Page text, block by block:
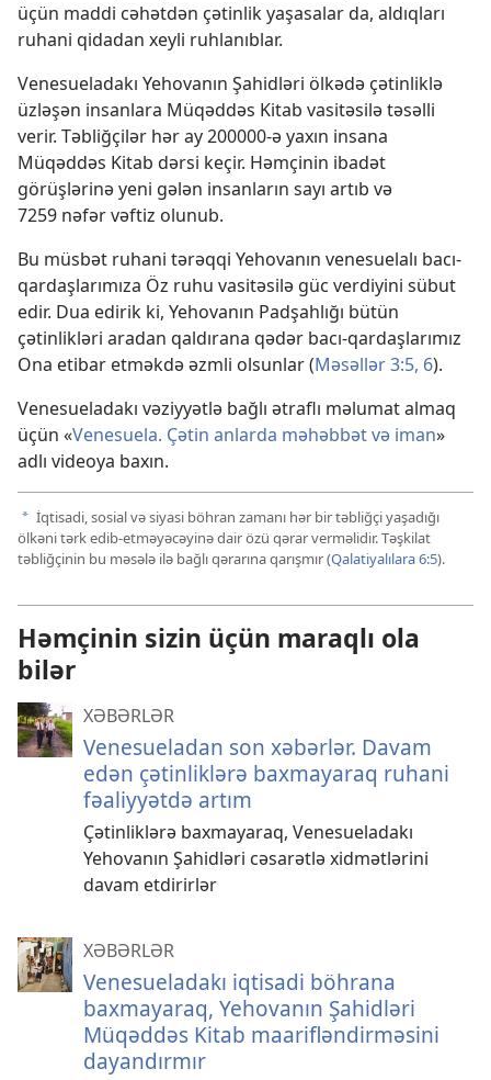
üçün maddi cəhətdən çətinlik yaşasalar da, aldıqları
ruhani qidadan xeyli ruhlanıblar.
Venesueladakı Yehovanın Şahidləri ölkədə çətinliklə
üzləşən insanlara Müqəddəs Kitab vasitəsilə təsəlli
verir. Təbliğçilər hər ay 200000-ə yaxın insana
Müqəddəs Kitab dərsi keçir. Həmçinin ibadət
görüşlərinə yeni gələn insanların sayı artıb və
7259 nəfər vəftiz olunub.
Bu müsbət ruhani tərəqqi Yehovanın venesuelalı bacı-
qardaşlarımıza Öz ruhu vasitəsilə güc verdiyini sübut
edir. Dua edirik ki, Yehovanın Padşahlığı bütün
çətinlikləri aradan qaldırana qədər bacı-qardaşlarımız
Ona etibar etməkdə əzmli olsunlar (Məsəllər 3:5, 6).
Venesueladakı vəziyyətlə bağlı ətraflı məlumat almaq
üçün «Venesuela. Çətin anlarda məhəbbət və iman»
adlı videoya baxın.
a İqtisadi, sosial və siyasi böhran zamanı hər bir təbliğçi yaşadığı
ölkəni tərk edib-etməyəcəyinə dair özü qərar verməlidir. Təşkilat
təbliğçinin bu məsələ ilə bağlı qərarına qarışmır (Qalatiyalılara 6:5).
Həmçinin sizin üçün maraqlı ola
bilər
XƏBƏRLƏR
Venesueladan son xəbərlər. Davam
edən çətinliklərə baxmayaraq ruhani
fəaliyyətdə artım
Çətinliklərə baxmayaraq, Venesueladakı
Yehovanın Şahidləri cəsarətlə xidmətlərini
davam etdirirlər
XƏBƏRLƏR
Venesueladakı iqtisadi böhrana
baxmayaraq, Yehovanın Şahidləri
Müqəddəs Kitab maarifləndirməsini
dayandırmır